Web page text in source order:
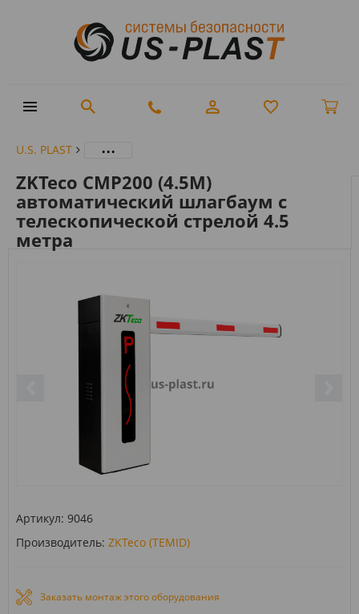
U.S. PLAST ...
ZKTeco CMP200 (4.5M)
автоматический шлагбаум с
телескопической стрелой 4.5
метра
Артикул: 9046
Производитель: ZKTeco (TEMID)
Заказать монтаж этого оборудования